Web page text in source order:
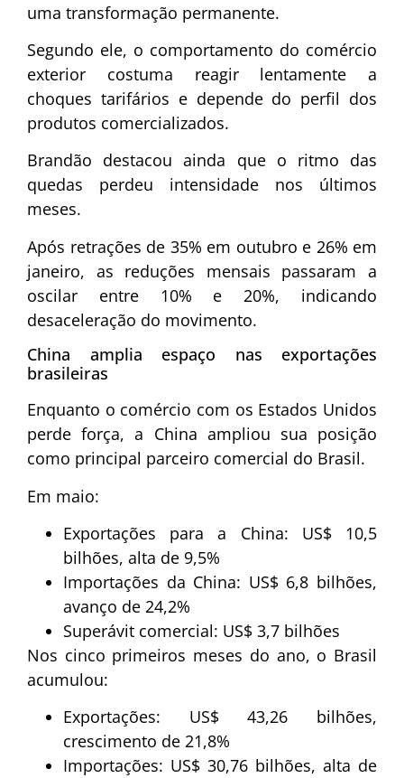
uma transformação permanente.
Segundo ele, o comportamento do comércio
exterior costuma reagir lentamente a
choques tarifários e depende do perfil dos
produtos comercializados.
Brandão destacou ainda que o ritmo das
quedas perdeu intensidade nos últimos
meses.
Após retrações de 35% em outubro e 26% em
janeiro, as reduções mensais passaram a
oscilar entre 10% e 20%, indicando
desaceleração do movimento.
China amplia espaço nas exportações
brasileiras
Enquanto o comércio com os Estados Unidos
perde força, a China ampliou sua posição
como principal parceiro comercial do Brasil.
Em maio:
Exportações para a China: US$ 10,5
bilhões, alta de 9,5%
Importações da China: US$ 6,8 bilhões,
avanço de 24,2%
Superávit comercial: US$ 3,7 bilhões
Nos cinco primeiros meses do ano, o Brasil
acumulou:
Exportações: US$ 43,26 bilhões,
crescimento de 21,8%
Importações: US$ 30,76 bilhões, alta de